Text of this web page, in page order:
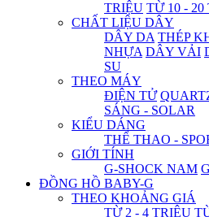
TRIỆU TỪ 10 - 20
CHẤT LIỆU DÂY
DÂY DA THÉP
NHỰA DÂY VẢI
SU
THEO MÁY
ĐIỆN TỬ
SÁNG - SOLAR
KIỂU DÁNG
THỂ THAO -
GIỚI TÍNH
G-SHOCK NAM
ĐỒNG HỒ BABY-G
THEO KHOẢNG GIÁ
TỪ 2 - 4 TRIỆU